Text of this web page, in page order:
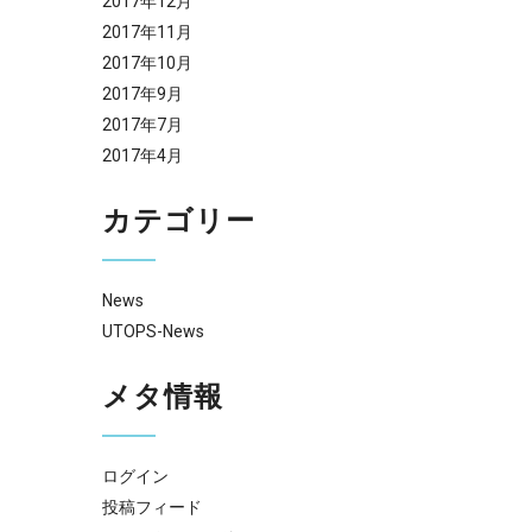
2017年11月
2017年10月
2017年9月
2017年7月
2017年4月
カテゴリー
News
UTOPS-News
メタ情報
ログイン
投稿フィード